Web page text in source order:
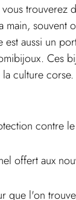
trouverez
souvent
aussi un
Ces
culture
contre
offert aux
que l'on